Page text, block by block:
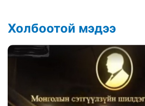
Холбоотой мэдээ